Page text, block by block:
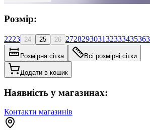
Розмір:
2223 24 25 26 27282930313233343536
Розмірна сітка Всі розмірні сітки
Додати в кошик
Наявність у магазинах:
Контакти магазинів